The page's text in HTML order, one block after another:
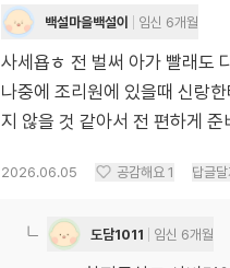
백설마을백설이 임신 6개월
사세욥ㅎ 전 벌써 아가 빨래도
나중에 조리원에 있을때 신랑
지 않을 것 같아서 전 편하게 준
2026.06.05 공감해요 1 답글달
도담1011 임신 6개월